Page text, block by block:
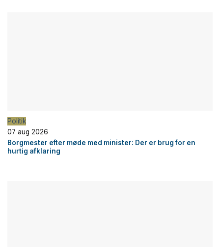
Politik
07 aug 2026
Borgmester efter møde med minister: Der er brug for en
hurtig afklaring